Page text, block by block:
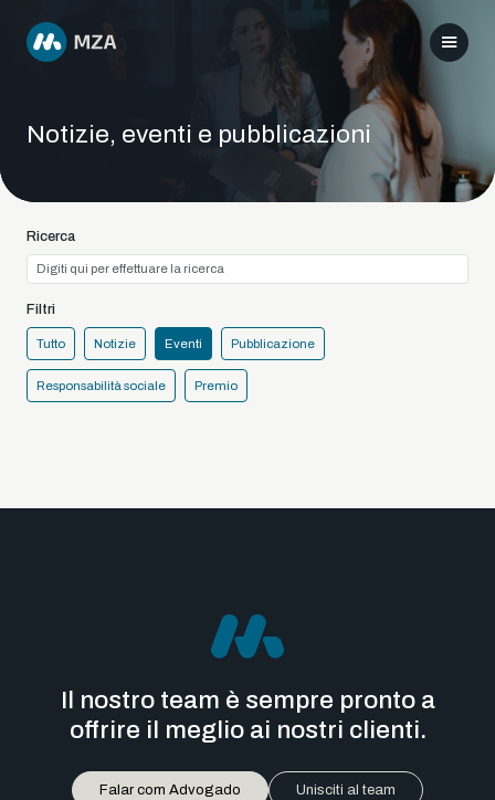
Notizie, eventi e pubblicazioni
Ricerca
Filtri
Tutto Notizie Eventi Pubblicazione
Responsabilità sociale Premio
Il nostro team è sempre pronto a
offrire il meglio ai nostri clienti.
Falar com Advogado Unisciti al team